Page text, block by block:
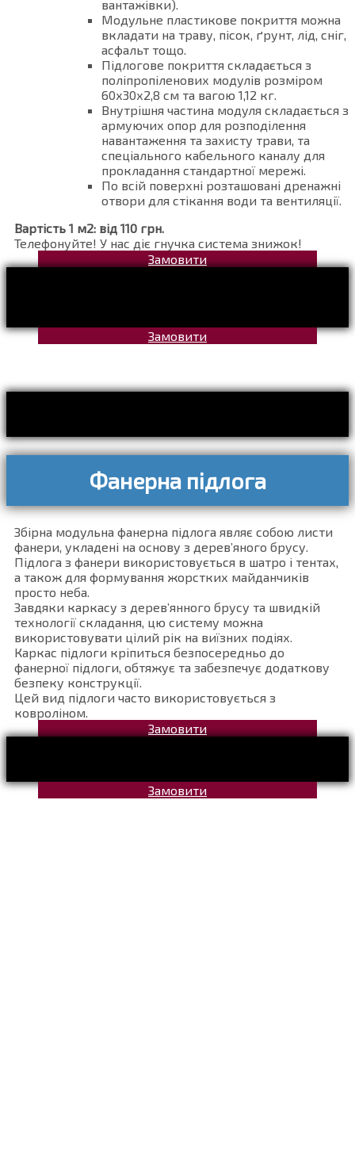
вантажівки).
Модульне пластикове покриття можна
вкладати на траву, пісок, ґрунт, лід, сніг,
асфальт тощо.
Підлогове покриття складається з
поліпропіленових модулів розміром
60х30х2,8 см та вагою 1,12 кг.
Внутрішня частина модуля складається з
армуючих опор для розподілення
навантаження та захисту трави, та
спеціального кабельного каналу для
прокладання стандартної мережі.
По всій поверхні розташовані дренажні
отвори для стікання води та вентиляції.
Вартість 1 м2: від 110 грн.
Телефонуйте! У нас діє гнучка система знижок!
Замовити
Замовити
Фанерна підлога
Збірна модульна фанерна підлога являє собою листи
фанери, укладені на основу з дерев’яного брусу.
Підлога з фанери використовується в шатро і тентах,
а також для формування жорстких майданчиків
просто неба.
Завдяки каркасу з дерев’янного брусу та швидкій
технології складання, цю систему можна
використовувати цілий рік на виїзних подіях.
Каркас підлоги кріпиться безпосередньо до
фанерної підлоги, обтяжує та забезпечує додаткову
безпеку конструкції.
Цей вид підлоги часто використовується з
ковроліном.
Замовити
Замовити